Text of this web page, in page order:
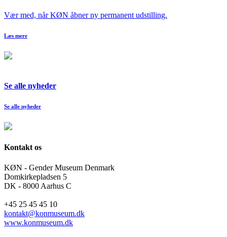
Vær med, når KØN åbner ny permanent udstilling.
Læs mere
Se alle nyheder
Se alle nyheder
Kontakt os
KØN - Gender Museum Denmark
Domkirkepladsen 5
DK - 8000 Aarhus C
+45 25 45 45 10
kontakt@konmuseum.dk
www.konmuseum.dk